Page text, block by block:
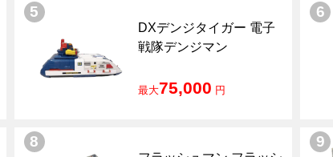
5
DXデンジタイガー 電子
戦隊デンジマン
最大75,000 円
6
8 9